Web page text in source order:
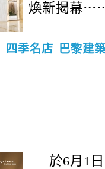
煥新揭幕
四季名店 巴黎建
於6月1